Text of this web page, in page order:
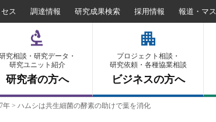
ス 調達情報 研究成果検索 採用情報 報道・マ
究相談・研究データ・
研究ユニット紹介
研究者の方へ
プロジェクト相談・
研究依頼・各種協業相談
ビジネスの方へ
年 > ハムシは共生細菌の酵素の助けで葉を消化